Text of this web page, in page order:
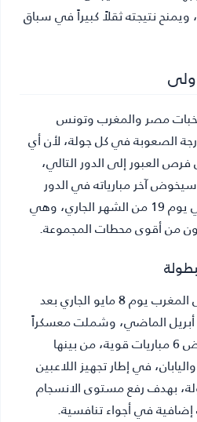
نتيجته ثقلاً كبيراً في سباق
مصر والمغرب وتونس
الصعوبة في كل جولة، لأن أي
العبور إلى الدور التالي،
آخر مبارياته في الدور
ي يوم 19 من الشهر الجاري، وهي
من أقوى محطات المجموعة.
وصل المنتخب المصري إلى المغرب يوم 8 مايو الجاري بعد
أبريل الماضي، وشملت معسكراً
تدريبياً مكثفاً، إلى جانب خوض 6 مباريات قوية، من بينها
في إطار تجهيز اللاعبين
بهدف رفع مستوى الانسجام
إضافية في أجواء تنافسية.